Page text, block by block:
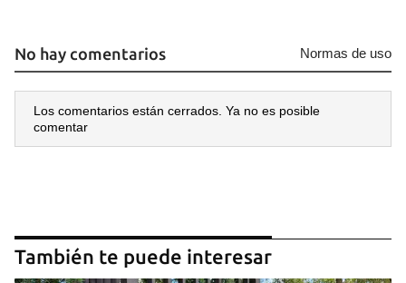
No hay comentarios Normas de uso
Los comentarios están cerrados. Ya no es posible
comentar
También te puede interesar